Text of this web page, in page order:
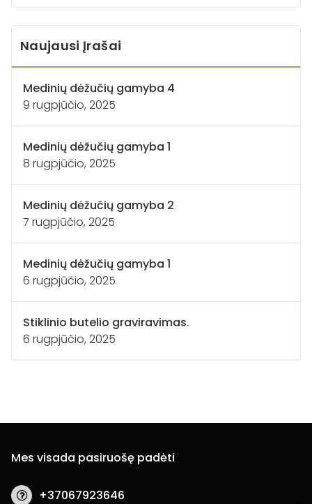
Naujausi Įrašai
Medinių dėžučių gamyba 4
9 rugpjūčio, 2025
Medinių dėžučių gamyba 1
8 rugpjūčio, 2025
Medinių dėžučių gamyba 2
7 rugpjūčio, 2025
Medinių dėžučių gamyba 1
6 rugpjūčio, 2025
Stiklinio butelio graviravimas.
6 rugpjūčio, 2025
Mes visada pasiruošę padėti
+37067923646